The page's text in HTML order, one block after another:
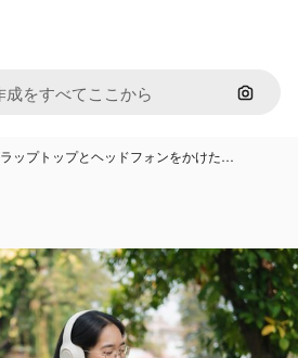
画像で
ップトップとヘッドフォンをかけた…